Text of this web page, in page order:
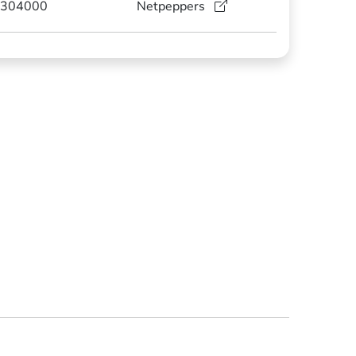
Netpeppers